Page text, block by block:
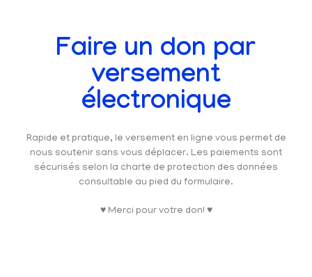
Faire un don par
versement
électronique
Rapide et pratique, le versement en ligne vous permet de
nous soutenir sans vous déplacer. Les paiements sont
sécurisés selon la charte de protection des données
consultable au pied du formulaire.
♥ Merci pour votre don! ♥